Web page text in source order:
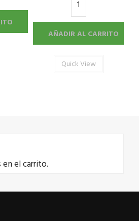
AÑADIR AL CARRITO
Quick View
el carrito.